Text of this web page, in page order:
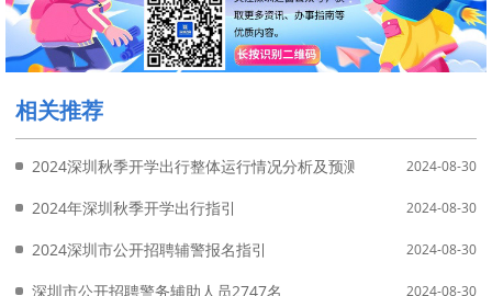
相关推荐
2024深圳秋季开学出行整体运行情况分析及预测 2024-08-30
2024年深圳秋季开学出行指引 2024-08-30
2024深圳市公开招聘辅警报名指引 2024-08-30
深圳市公开招聘警务辅助人员2747名 2024-08-30